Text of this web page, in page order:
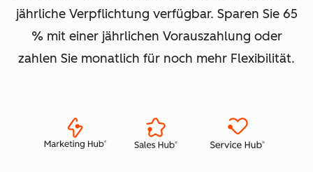
jährliche Verpflichtung verfügbar. Sparen Sie 65
% mit einer jährlichen Vorauszahlung oder
zahlen Sie monatlich für noch mehr Flexibilität.